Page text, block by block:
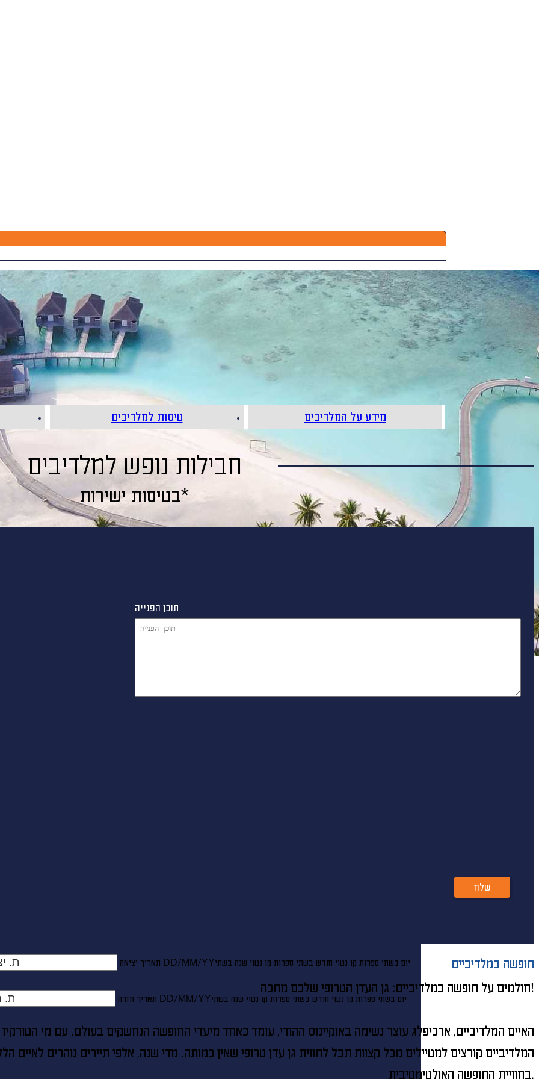
תאריך יציאה DD/MM/YYיום בשתי ספרות קו נטוי חודש בשתי ספרות קו נטוי שנה בשתי
תאריך חזרה DD/MM/YYיום בשתי ספרות קו נטוי חודש בשתי ספרות קו נטוי שנה בשתי
טיסות למלדיבים מידע על המלדיבים
חבילות נופש למלדיבים
בטיסות ישירות*
תוכן הפנייה
שלח
חופשה במלדיביים
חולמים על חופשה במלדיביים: גן העדן הטרופי שלכם מחכה!
האיים המלדיביים, ארכיפלג עוצר נשימה באוקיינוס ההודי, עומד כאחד מיעדי החופשה הנחשקים בעולם. עם מי
המלדיביים קורצים למטיילים מכל קצוות תבל לחווית גן עדן טרופי שאין כמותה. מדי שנה, אלפי תיירים נוהרים
בחוויית החופשה האולטימטיבית.